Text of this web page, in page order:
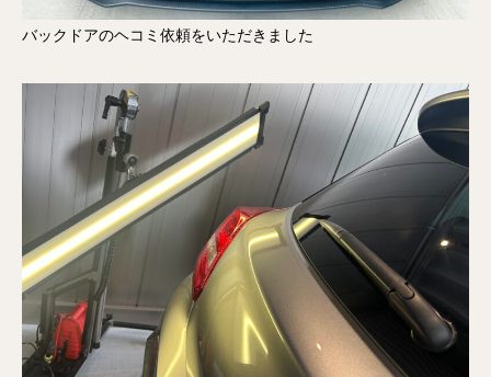
バックドアのヘコミ依頼をいただきました